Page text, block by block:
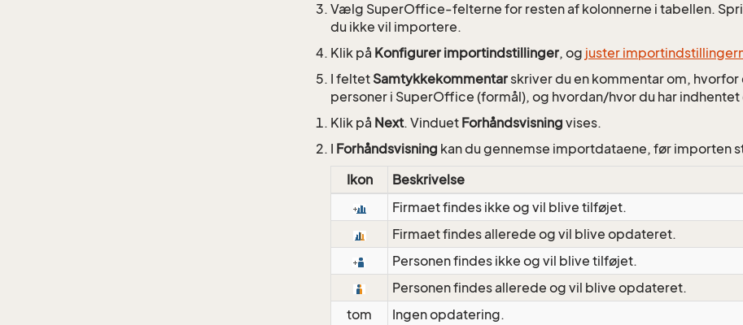
Vælg SuperOffice-felterne for resten af kolonnerne i tabellen.
du ikke vil importere.
Klik på Konfigurer importindstillinger, og juster
I feltet Samtykkekommentarskriver du en kommentar om,
personer i SuperOffice (formål), og hvordan/hvor du har
Klik på Next. Vinduet Forhåndsvisning vises.
I Forhåndsvisning kan du gennemse importdataene, før importen
Ikon
Beskrivelse
Firmaet findes ikke og vil blive tilføjet.
Firmaet findes allerede og vil blive opdateret.
Personen findes ikke og vil blive tilføjet.
Personen findes allerede og vil blive opdateret.
tom
Ingen opdatering.